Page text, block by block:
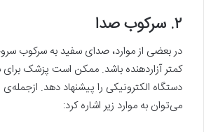
۲. سرکوب صدا
در بعضی از موارد، صدای سفید به سرکوب
کمتر آزاردهنده باشد. ممکن است پزشک برای
دستگاه الکترونیکی را پیشنهاد دهد.
می‌توان به موارد زیر اشاره کرد: